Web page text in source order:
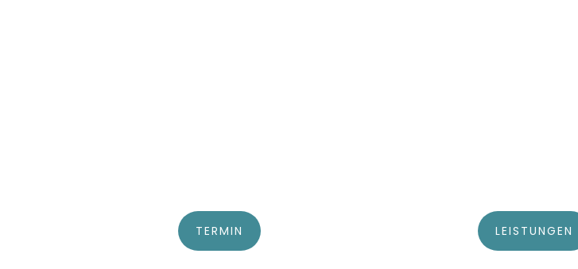
TERMIN LEISTUNGEN